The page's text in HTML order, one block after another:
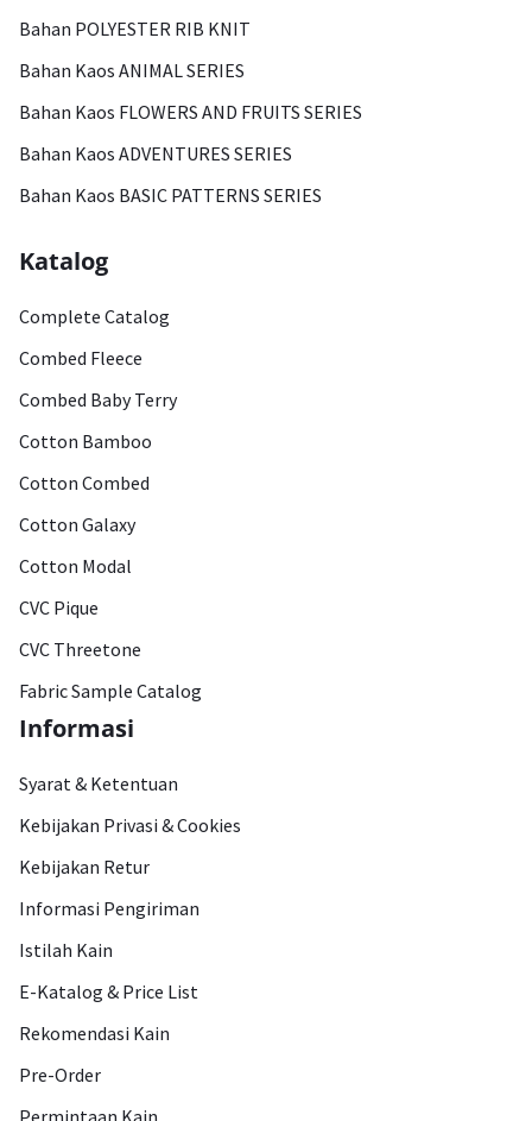
Bahan POLYESTER RIB KNIT
Bahan Kaos ANIMAL SERIES
Bahan Kaos FLOWERS AND FRUITS SERIES
Bahan Kaos ADVENTURES SERIES
Bahan Kaos BASIC PATTERNS SERIES
Katalog
Complete Catalog
Combed Fleece
Combed Baby Terry
Cotton Bamboo
Cotton Combed
Cotton Galaxy
Cotton Modal
CVC Pique
CVC Threetone
Fabric Sample Catalog
Informasi
Syarat & Ketentuan
Kebijakan Privasi & Cookies
Kebijakan Retur
Informasi Pengiriman
Istilah Kain
E-Katalog & Price List
Rekomendasi Kain
Pre-Order
Permintaan Kain